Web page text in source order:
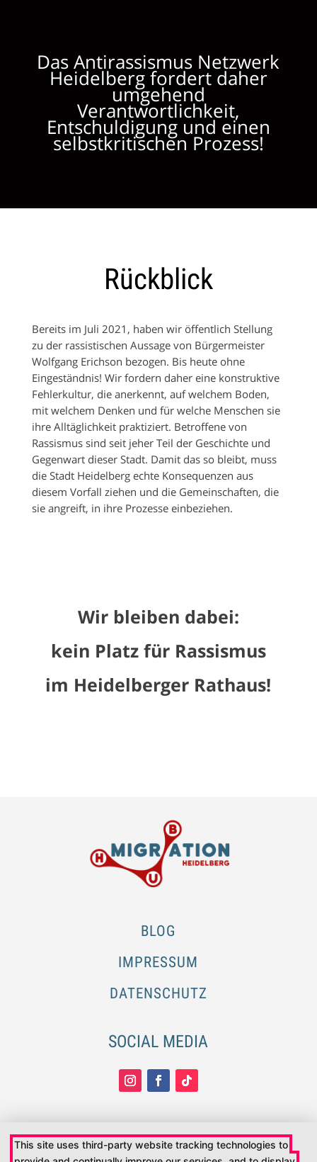
Das Antirassismus Netzwerk
Heidelberg fordert daher
umgehend
Verantwortlichkeit,
Entschuldigung und einen
selbstkritischen Prozess!
Rückblick
Bereits im Juli 2021, haben wir öffentlich Stellung
zu der rassistischen Aussage von Bürgermeister
Wolfgang Erichson bezogen. Bis heute ohne
Eingeständnis! Wir fordern daher eine konstruktive
Fehlerkultur, die anerkennt, auf welchem Boden,
mit welchem Denken und für welche Menschen sie
ihre Alltäglichkeit praktiziert. Betroffene von
Rassismus sind seit jeher Teil der Geschichte und
Gegenwart dieser Stadt. Damit das so bleibt, muss
die Stadt Heidelberg echte Konsequenzen aus
diesem Vorfall ziehen und die Gemeinschaften, die
sie angreift, in ihre Prozesse einbeziehen.
Wir bleiben dabei:
kein Platz für Rassismus
im Heidelberger Rathaus!
BLOG
IMPRESSUM
DATENSCHUTZ
SOCIAL MEDIA
This site uses third-party website tracking technologies to